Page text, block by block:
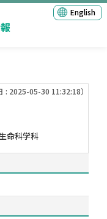
English
: 2025-05-30 11:32:18）
命科学科